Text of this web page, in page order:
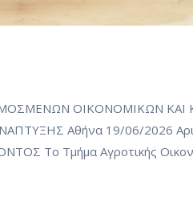
ΟΙΚΟΝΟΜΙΚΩΝ ΚΑΙ
Αθήνα 19/06/2026
Τμήμα Αγροτικής